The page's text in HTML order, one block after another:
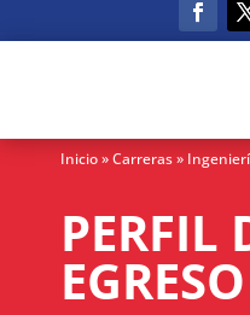
Inicio» Carreras »
PERFIL
EGRESO